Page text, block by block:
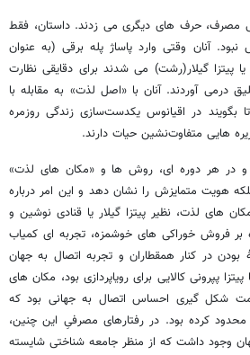
مصرف، حرف های دیگری می زدند. داستان، فقط
آنان وقتی وارد پاساژ پله برقی (به عنوان
پیتزا گیلار(رشت) می شدند برای دقایقی نظارت
درمی آوردند. آنان با «اصل لذت» به مقابله با
بگویند در اقیانوس یکدست‌سازی زندگی روزمره
هایی متفاوت‌نشین حیات دارند.
در هر دوره ای، روش ها و «مکان های لذت»
هویت متمایزش را نشان دهد و این امر درباره
لذت، نظیر پیتزا گیلار یا قنادی نوشین و
بر فروش خوراکی های خوشمزه، تجربه ای کمیاب
بودن در کنار همقطاران و تجربه اتصال به جهان
پپرونی کالایی برای رویاپردازی بود، مکان های
شکل گیری احساس اتصال به جهانی بود که
کرده بود. در رفتارهای مصرفیِ این چنین،
وجود داشت که از منظر جامعه شناختی شایسته